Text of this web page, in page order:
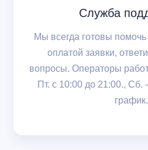
Служба
Мы всегда готовы
оплатой заявки,
вопросы. Операторы
Пт. с 10:00 до 21:00.,
график.